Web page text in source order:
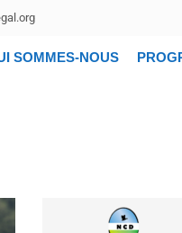
SOMMES-NOUS